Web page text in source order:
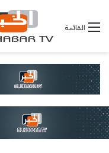
القائمة